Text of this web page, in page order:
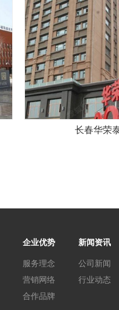
长春华荣
企业优势
服务理念
营销网络
合作品牌
新闻资讯
公司新闻
行业动态